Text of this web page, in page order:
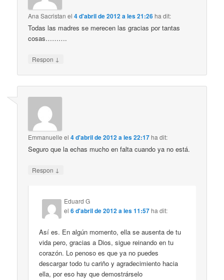
Ana Sacristan el4 d'abril de 2012 a les 21:26ha dit:
Todas las madres se merecen las gracias por tantas
cosas……….
Respon ↓
Emmanuelle el4 d'abril de 2012 a les 22:17ha dit:
Seguro que la echas mucho en falta cuando ya no está.
Respon ↓
Eduard G
el6 d'abril de 2012 a les 11:57ha dit:
Así es. En algún momento, ella se ausenta de tu
vida pero, gracias a Dios, sigue reinando en tu
corazón. Lo penoso es que ya no puedes
descargar todo tu cariño y agradecimiento hacia
ella, por eso hay que demostrárselo